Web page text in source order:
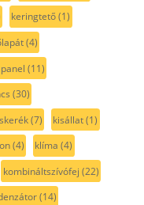
keringtető(1)
(4)
(11)
(30)
(7) kisállat(1)
(4) klíma (4)
kombináltszívófej (22)
(14)